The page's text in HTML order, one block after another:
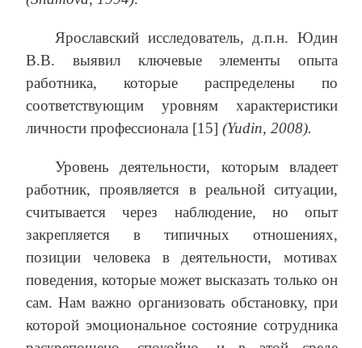
Ярославский исследователь, д.п.н. Юдин
В.В. выявил ключевые элементы опыта
работника, которые распределены по
соответствующим уровням
характеристики
личности профессионала [15] (Yudin, 2008).
Уровень деятельности, которым владеет
работник, проявляется в реальной ситуации,
считывается через наблюдение, но опыт
закрепляется в типичных отношениях,
позиции человека в деятельности, мотивах
поведения, которые может высказать только он
сам. Нам важно организовать обстановку, при
которой эмоциональное состояние сотрудника